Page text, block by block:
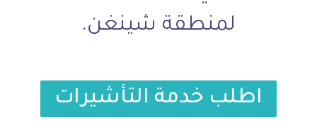
لمنطقة شينغن.
اطلب خدمة التأشيرات